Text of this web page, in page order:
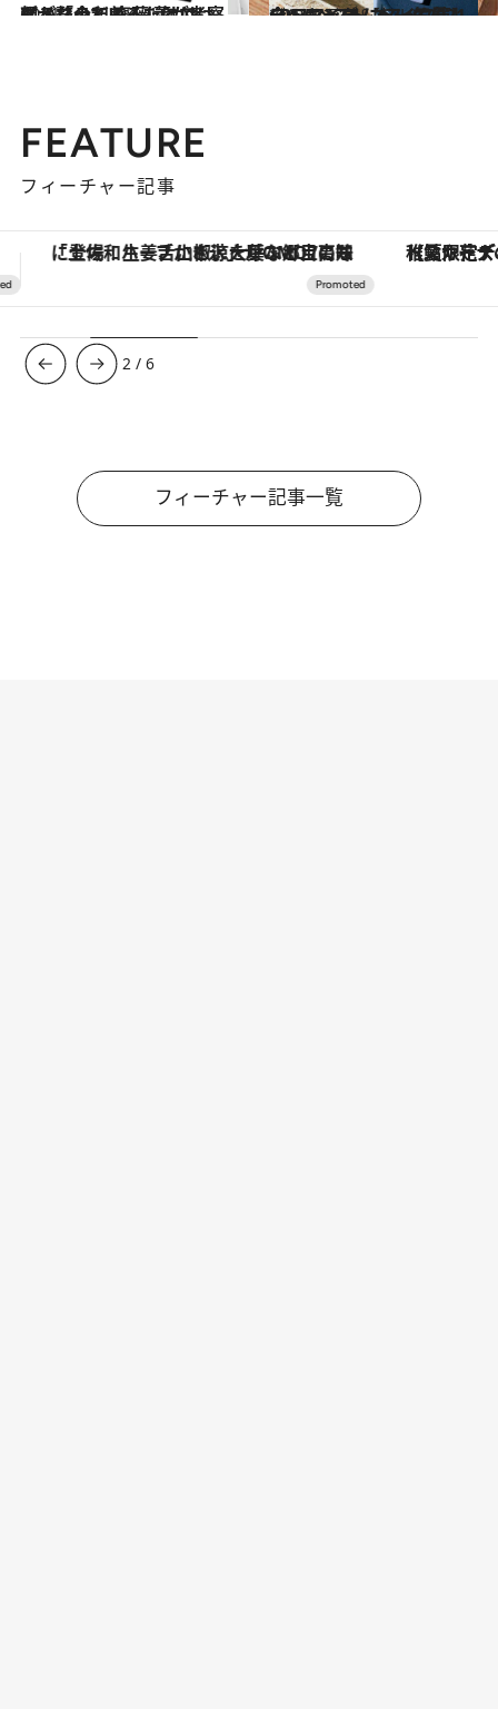
2021.1.2
顔が整っているだけではダメなのだ 齋藤 薫が考察する「令和美人」とは
ビューティ＆ヘルス 2021.12.14
CREAベストコスメ 2021ランキング 【メイク篇】全47アイテムを一気見
ビューティ＆ヘルス
FEATURE
フィーチャー記事
【夏限定ディナーコース】旬を迎える稚鮎や花ズッキーニなどをイタリア・トスカーナの郷土料理の手法で満喫！
3 /6
フィーチャー記事一覧